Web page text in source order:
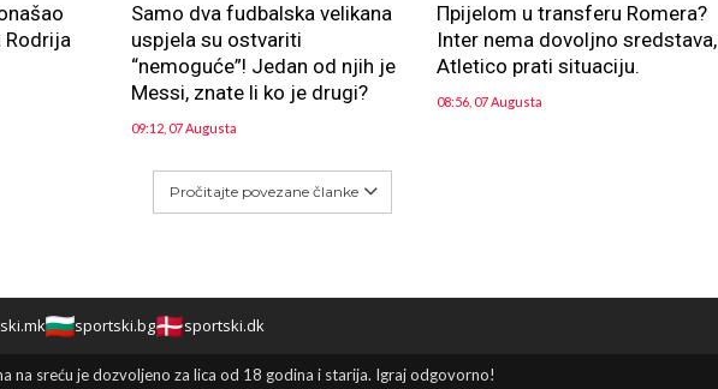
Rodrija
Samo dva fudbalska velikana
uspjela su ostvariti
“nemoguće”! Jedan od njih je
Messi, znate li ko je drugi?
09:12, 07 Augusta
Прijelom u transferu Romera?
Inter nema dovoljno sredstava,
Atletico prati situaciju.
08:56, 07 Augusta
Pročitajte povezane članke
sportski.bg sportski.dk
na sreću je dozvoljeno za lica od 18 godina i starija. Igraj odgovorno!